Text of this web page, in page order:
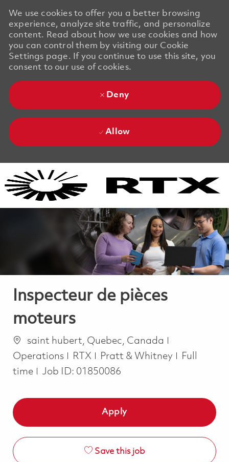
We use cookies to offer you a better browsing
experience, analyze site traffic, and personalize
content. Read about how we use cookies and how
you can control them by visiting our Cookie
Settings page. If you continue to use this site, you
consent to our use of cookies.
Deny
Allow
Inspecteur de pièces
moteurs
Location
saint hubert, Quebec, Canada
Operations
RTX Pratt & Whitney Job Type
Full
time
Job ID: 01850086
Apply
Save this job